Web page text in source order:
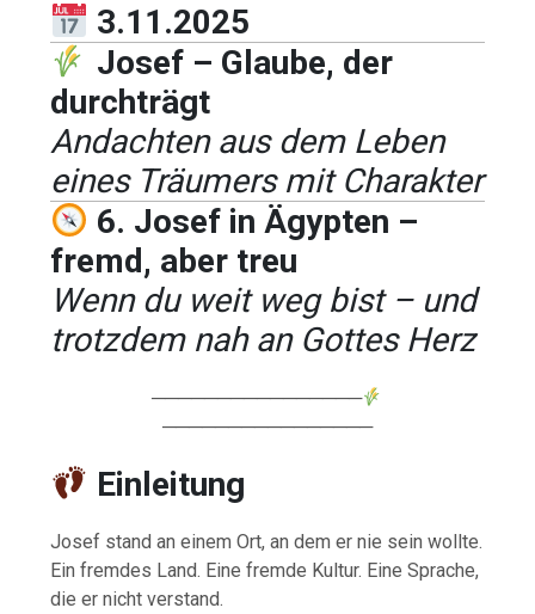
3.11.2025
Josef – Glaube, der
durchträgt
Andachten aus dem Leben
eines Träumers mit Charakter
6. Josef in Ägypten –
fremd, aber treu
Wenn du weit weg bist – und
trotzdem nah an Gottes Herz
────────────────
────────────────
Einleitung
Josef stand an einem Ort, an dem er nie sein wollte.
Ein fremdes Land. Eine fremde Kultur. Eine Sprache,
die er nicht verstand.